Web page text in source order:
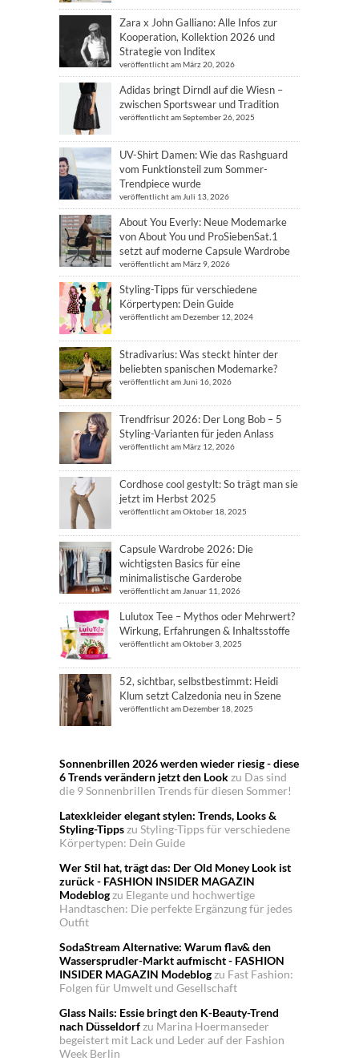
Zara x John Galliano: Alle Infos zur
Kooperation, Kollektion 2026 und
Strategie von Inditex
veröffentlicht am März 20, 2026
Adidas bringt Dirndl auf die Wiesn –
zwischen Sportswear und Tradition
veröffentlicht am September 26, 2025
UV-Shirt Damen: Wie das Rashguard
vom Funktionsteil zum Sommer-
Trendpiece wurde
veröffentlicht am Juli 13, 2026
About You Everly: Neue Modemarke
von About You und ProSiebenSat.1
setzt auf moderne Capsule Wardrobe
veröffentlicht am März 9, 2026
Styling-Tipps für verschiedene
Körpertypen: Dein Guide
veröffentlicht am Dezember 12, 2024
Stradivarius: Was steckt hinter der
beliebten spanischen Modemarke?
veröffentlicht am Juni 16, 2026
Trendfrisur 2026: Der Long Bob – 5
Styling-Varianten für jeden Anlass
veröffentlicht am März 12, 2026
Cordhose cool gestylt: So trägt man sie
jetzt im Herbst 2025
veröffentlicht am Oktober 18, 2025
Capsule Wardrobe 2026: Die
wichtigsten Basics für eine
minimalistische Garderobe
veröffentlicht am Januar 11, 2026
Lulutox Tee – Mythos oder Mehrwert?
Wirkung, Erfahrungen & Inhaltsstoffe
veröffentlicht am Oktober 3, 2025
52, sichtbar, selbstbestimmt: Heidi
Klum setzt Calzedonia neu in Szene
veröffentlicht am Dezember 18, 2025
Sonnenbrillen 2026 werden wieder riesig - diese
6 Trends verändern jetzt den Lookzu Das sind
die 9 Sonnenbrillen Trends für diesen Sommer!
Latexkleider elegant stylen: Trends, Looks &
Styling-Tippszu Styling-Tipps für verschiedene
Körpertypen: Dein Guide
Wer Stil hat, trägt das: Der Old Money Look ist
zurück - FASHION INSIDER MAGAZIN
Modeblogzu Elegante und hochwertige
Handtaschen: Die perfekte Ergänzung für jedes
Outfit
SodaStream Alternative: Warum flav& den
Wassersprudler-Markt aufmischt - FASHION
INSIDER MAGAZIN Modeblogzu Fast Fashion:
Folgen für Umwelt und Gesellschaft
Glass Nails: Essie bringt den K-Beauty-Trend
nach Düsseldorfzu Marina Hoermanseder
begeistert mit Lack und Leder auf der Fashion
Week Berlin